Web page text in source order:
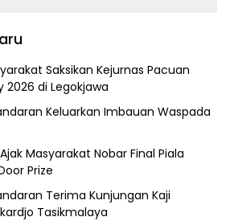
Saksikan Kejurnas Pacuan
2026 di Legokjawa
Keluarkan Imbauan Waspada
Masyarakat Nobar Final Piala
Prize
Terima Kunjungan Kaji
Tasikmalaya